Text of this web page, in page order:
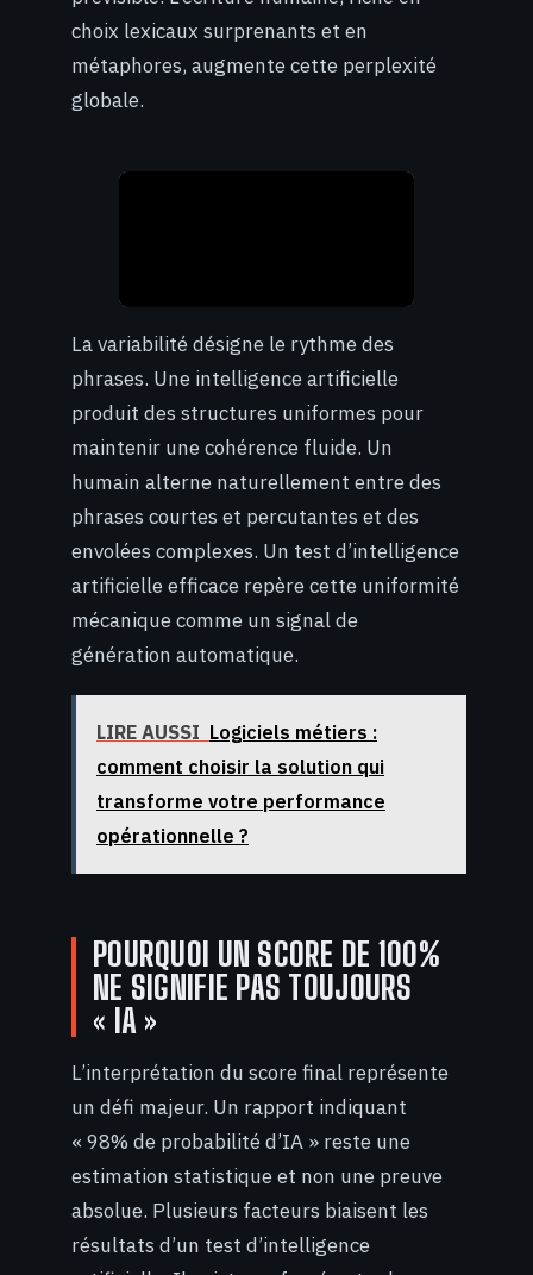
choix lexicaux surprenants et en
métaphores, augmente cette perplexité
globale.
La variabilité désigne le rythme des
phrases. Une intelligence artificielle
produit des structures uniformes pour
maintenir une cohérence fluide. Un
humain alterne naturellement entre des
phrases courtes et percutantes et des
envolées complexes. Un test d’intelligence
artificielle efficace repère cette uniformité
mécanique comme un signal de
génération automatique.
LIRE AUSSI Logiciels métiers :
comment choisir la solution qui
transforme votre performance
opérationnelle ?
POURQUOI UN SCORE DE 100%
NE SIGNIFIE PAS TOUJOURS
« IA »
L’interprétation du score final représente
un défi majeur. Un rapport indiquant
« 98% de probabilité d’IA » reste une
estimation statistique et non une preuve
absolue. Plusieurs facteurs biaisent les
résultats d’un test d’intelligence